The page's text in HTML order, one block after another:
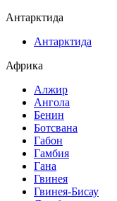
Антарктида
Антарктида
Африка
Алжир
Ангола
Бенин
Ботсвана
Габон
Гамбия
Гана
Гвинея
Гвинея-Бисау